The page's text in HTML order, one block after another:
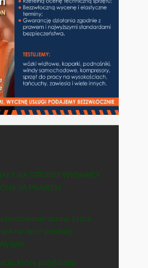
NA STRONIE WYDAWCY
SĄ PRAWEM
spraw, które
na życie polskiej
które przybliżają